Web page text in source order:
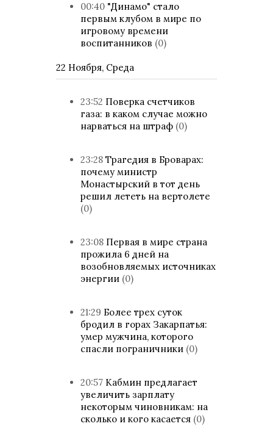
00:40 "Динамо" стало
первым клубом в мире по
игровому времени
воспитанников (0)
22 Ноября, Среда
23:52 Поверка счетчиков
газа: в каком случае можно
нарваться на штраф (0)
23:28 Трагедия в Броварах:
почему министр
Монастырский в тот день
решил лететь на вертолете
(0)
23:08 Первая в мире страна
прожила 6 дней на
возобновляемых источниках
энергии (0)
21:29 Более трех суток
бродил в горах Закарпатья:
умер мужчина, которого
спасли пограничники (0)
20:57 Кабмин предлагает
увеличить зарплату
некоторым чиновникам: на
сколько и кого касается (0)